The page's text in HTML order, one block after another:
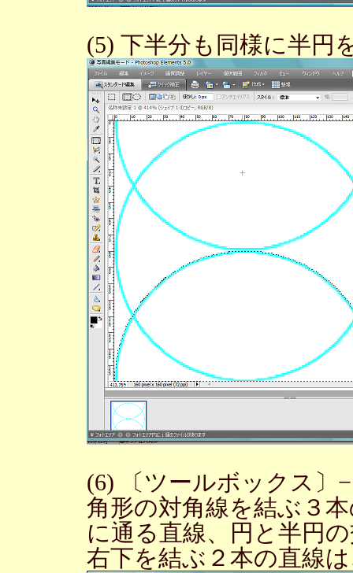
(5) 下半分も同様に半円
(6) 〔ツールボックス〕
角形の対角線を結ぶ３
に通る直線、円と半円
右下を結ぶ２本の直線